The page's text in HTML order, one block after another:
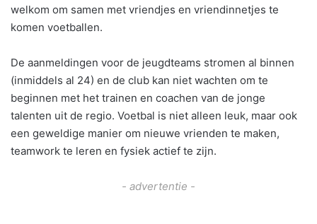
welkom om samen met vriendjes en vriendinnetjes te
komen voetballen.
De aanmeldingen voor de jeugdteams stromen al binnen
(inmiddels al 24) en de club kan niet wachten om te
beginnen met het trainen en coachen van de jonge
talenten uit de regio. Voetbal is niet alleen leuk, maar ook
een geweldige manier om nieuwe vrienden te maken,
teamwork te leren en fysiek actief te zijn.
- advertentie -